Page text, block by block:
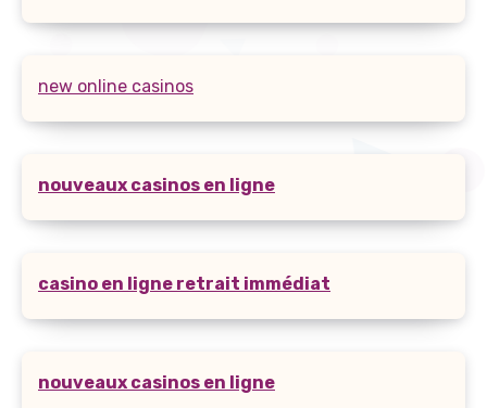
new online casinos
nouveaux casinos en ligne
casino en ligne retrait immédiat
nouveaux casinos en ligne